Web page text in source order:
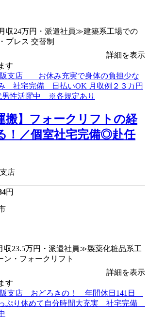
収24万円・派遣社員≫建築系工場での
プレス 交替制
詳細を表示
す
搬】フォークリフトの経
！／個室社宅完備◎赴任
店
円
23.5万円・派遣社員≫製薬化粧品系工
ン・フォークリフト
詳細を表示
す